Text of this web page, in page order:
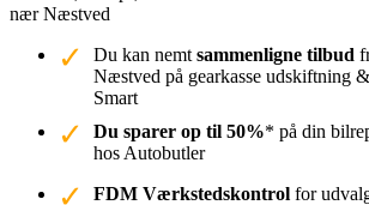
nær Næstved
Du kan nemt sammenligne tilbud
Næstved på gearkasse udskiftning
Smart
Du sparer op til 50%* på din
hos Autobutler
FDM Værkstedskontrol for